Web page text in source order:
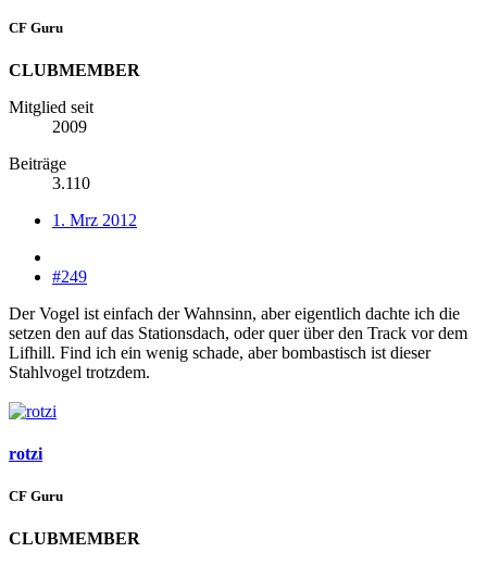
CF Guru
CLUBMEMBER
Mitglied seit
2009
Beiträge
3.110
1. Mrz 2012
#249
Der Vogel ist einfach der Wahnsinn, aber eigentlich dachte ich die
setzen den auf das Stationsdach, oder quer über den Track vor dem
Lifhill. Find ich ein wenig schade, aber bombastisch ist dieser
Stahlvogel trotzdem.
rotzi
CF Guru
CLUBMEMBER